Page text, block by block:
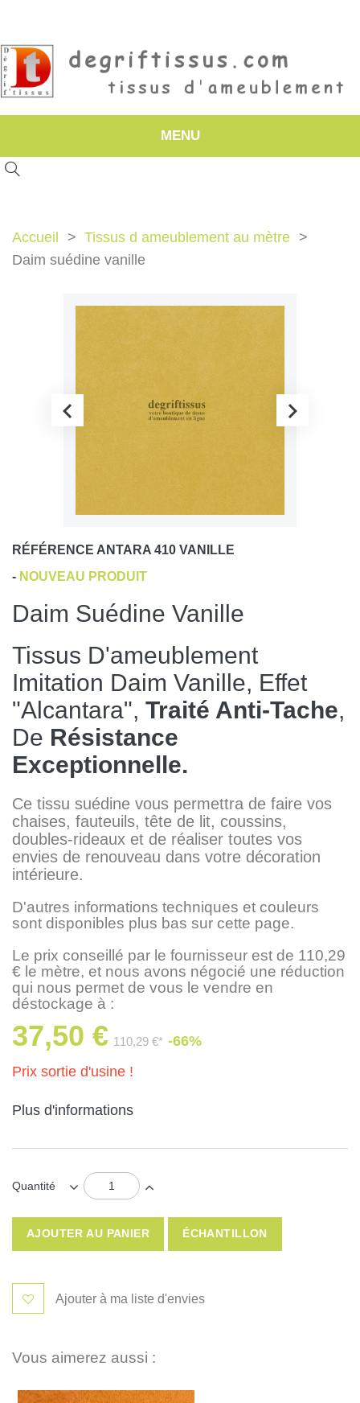
MENU
Accueil
Tissus d ameublement au mètre
Daim suédine vanille
RÉFÉRENCE ANTARA 410 VANILLE
- NOUVEAU PRODUIT
Daim Suédine Vanille
Tissus D'ameublement
Imitation Daim Vanille, Effet
"Alcantara", Traité Anti-Tache,
De Résistance
Exceptionnelle.
Ce tissu suédine vous permettra de faire vos
chaises, fauteuils, tête de lit, coussins,
doubles-rideaux et de réaliser toutes vos
envies de renouveau dans votre décoration
intérieure.
D'autres informations techniques et couleurs
sont disponibles plus bas sur cette page.
Le prix conseillé par le fournisseur est de 110,29
€ le mètre, et nous avons négocié une réduction
qui nous permet de vous le vendre en
déstockage à :
37,50 € 110,29 €* -66%
Prix sortie d'usine !
Plus d'informations
Quantité
AJOUTER AU PANIER ÉCHANTILLON
Ajouter à ma liste d'envies
Vous aimerez aussi :